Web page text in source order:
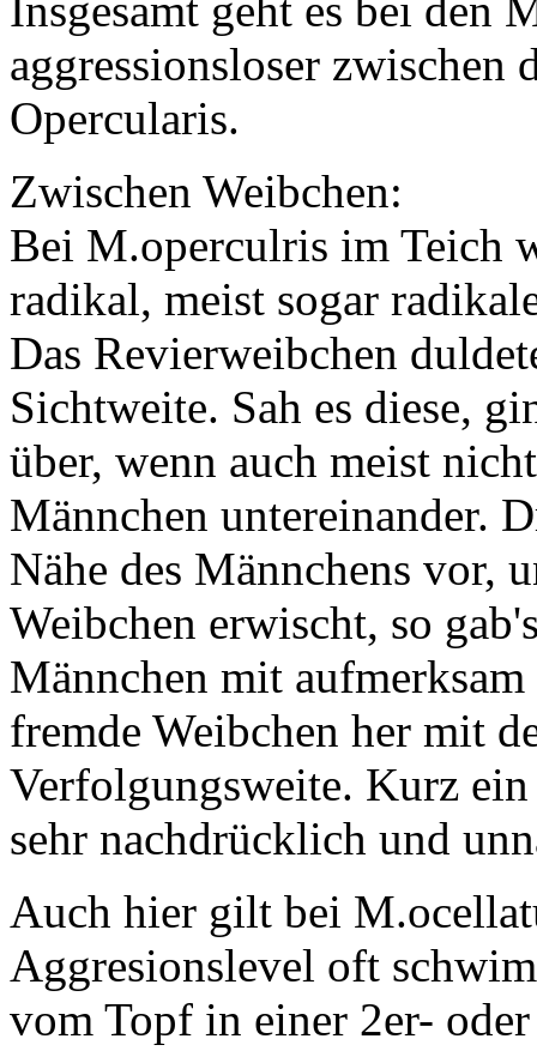
aggressionsloser zwischen
Opercularis.
Zwischen Weibchen:
Bei M.operculris im Teich
radikal, meist sogar
Das Revierweibchen
Sichtweite. Sah es diese,
über, wenn auch meist
Männchen untereinander.
Nähe des Männchens vor,
Weibchen erwischt, so
Männchen mit
fremde Weibchen her mit
Verfolgungsweite. Kurz
sehr nachdrücklich und
Auch hier gilt bei
Aggresionslevel oft
vom Topf in einer 2er-